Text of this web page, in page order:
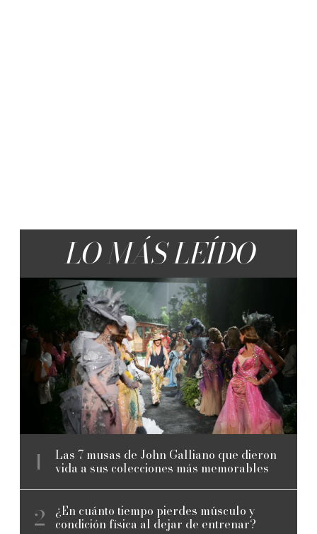
LO MÁS LEÍDO
Las 7 musas de John Galliano que dieron
vida a sus colecciones más memorables
¿En cuánto tiempo pierdes músculo y
condición física al dejar de entrenar?